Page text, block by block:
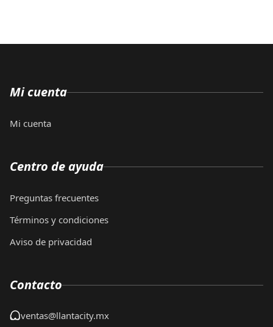
Mi cuenta
Mi cuenta
Centro de ayuda
Preguntas frecuentes
Términos y condiciones
Aviso de privacidad
Contacto
ventas@llantacity.mx